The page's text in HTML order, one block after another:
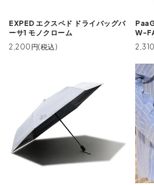
EXPED エクスペド ドライバッグバ
ーサ1 モノクローム
2,200円(税込)
W-